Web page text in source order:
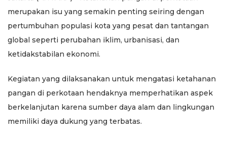
merupakan isu yang semakin penting seiring dengan
pertumbuhan populasi kota yang pesat dan tantangan
global seperti perubahan iklim, urbanisasi, dan
ketidakstabilan ekonomi.
Kegiatan yang dilaksanakan untuk mengatasi ketahanan
pangan di perkotaan hendaknya memperhatikan aspek
berkelanjutan karena sumber daya alam dan lingkungan
memiliki daya dukung yang terbatas.